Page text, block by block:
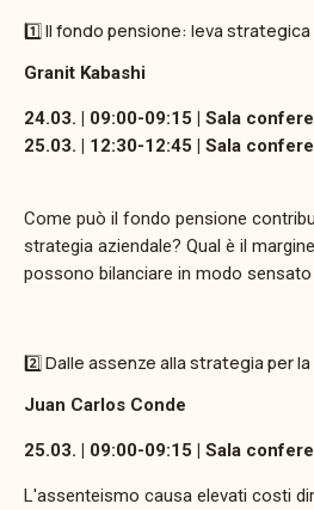
1️⃣ Il fondo pensione: leva
Granit Kabashi
24.03. | 09:00-09:15 | Sala
25.03. | 12:30-12:45 | Sala
Come può il fondo pensione
strategia aziendale? Qual è il
possono bilanciare in modo
2️⃣ Dalle assenze alla strategia per
Juan Carlos Conde
25.03. | 09:00-09:15 | Sala
L'assenteismo causa elevati costi